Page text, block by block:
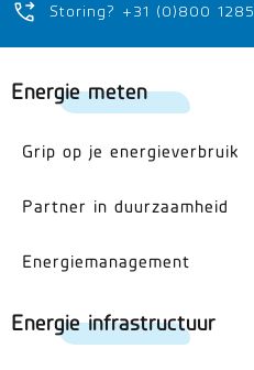
Storing? +31 (0)800 1285
Energie meten
Grip op je energieverbruik
Partner in duurzaamheid
Energiemanagement
Energie infrastructuur